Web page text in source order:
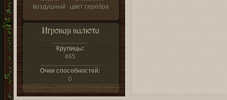
воздушный
цвет серебра
Игровая валюта
Крупицы:
465
Очки способностей:
0